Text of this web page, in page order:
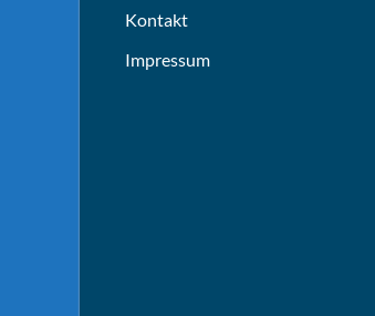
Kontakt
Impressum